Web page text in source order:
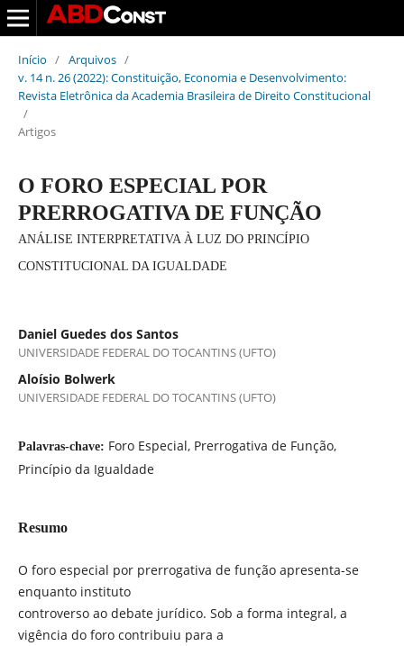
Início / Arquivos /
v. 14 n. 26 (2022): Constituição, Economia e Desenvolvimento:
Revista Eletrônica da Academia Brasileira de Direito Constitucional
/
Artigos
O FORO ESPECIAL POR
PRERROGATIVA DE FUNÇÃO
ANÁLISE INTERPRETATIVA À LUZ DO PRINCÍPIO
CONSTITUCIONAL DA IGUALDADE
Daniel Guedes dos Santos
UNIVERSIDADE FEDERAL DO TOCANTINS (UFTO)
Aloísio Bolwerk
UNIVERSIDADE FEDERAL DO TOCANTINS (UFTO)
Palavras-chave: Foro Especial, Prerrogativa de Função,
Princípio da Igualdade
Resumo
O foro especial por prerrogativa de função apresenta-se
enquanto instituto
controverso ao debate jurídico. Sob a forma integral, a
vigência do foro contribuiu para a